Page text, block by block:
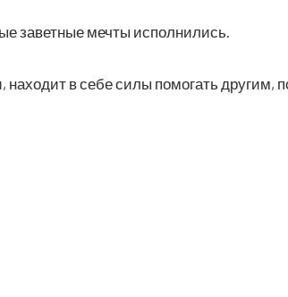
завет­ные меч­ты исполнились.
нахо­дит в себе силы помо­гать дру­гим,